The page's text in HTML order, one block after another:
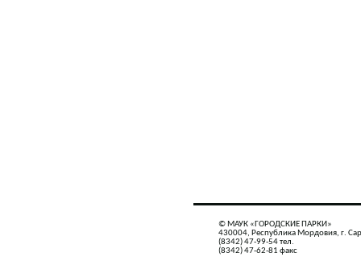
© МАУК «ГОРОДСКИЕ ПАРКИ»
430004, Республика Мордовия, г.
(8342) 47-99-54 тел.
(8342) 47-62-81 факс